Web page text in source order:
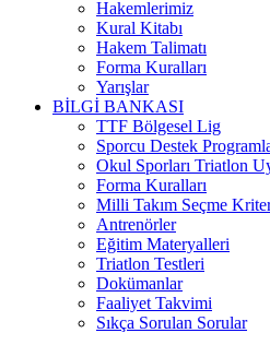
Hakemlerimiz
Kural Kitabı
Hakem Talimatı
Forma Kuralları
Yarışlar
BİLGİ BANKASI
TTF Bölgesel Lig
Sporcu Destek
Okul Sporları Triatlon
Forma Kuralları
Milli Takım Seçme
Antrenörler
Eğitim Materyalleri
Triatlon Testleri
Dokümanlar
Faaliyet Takvimi
Sıkça Sorulan Sorular